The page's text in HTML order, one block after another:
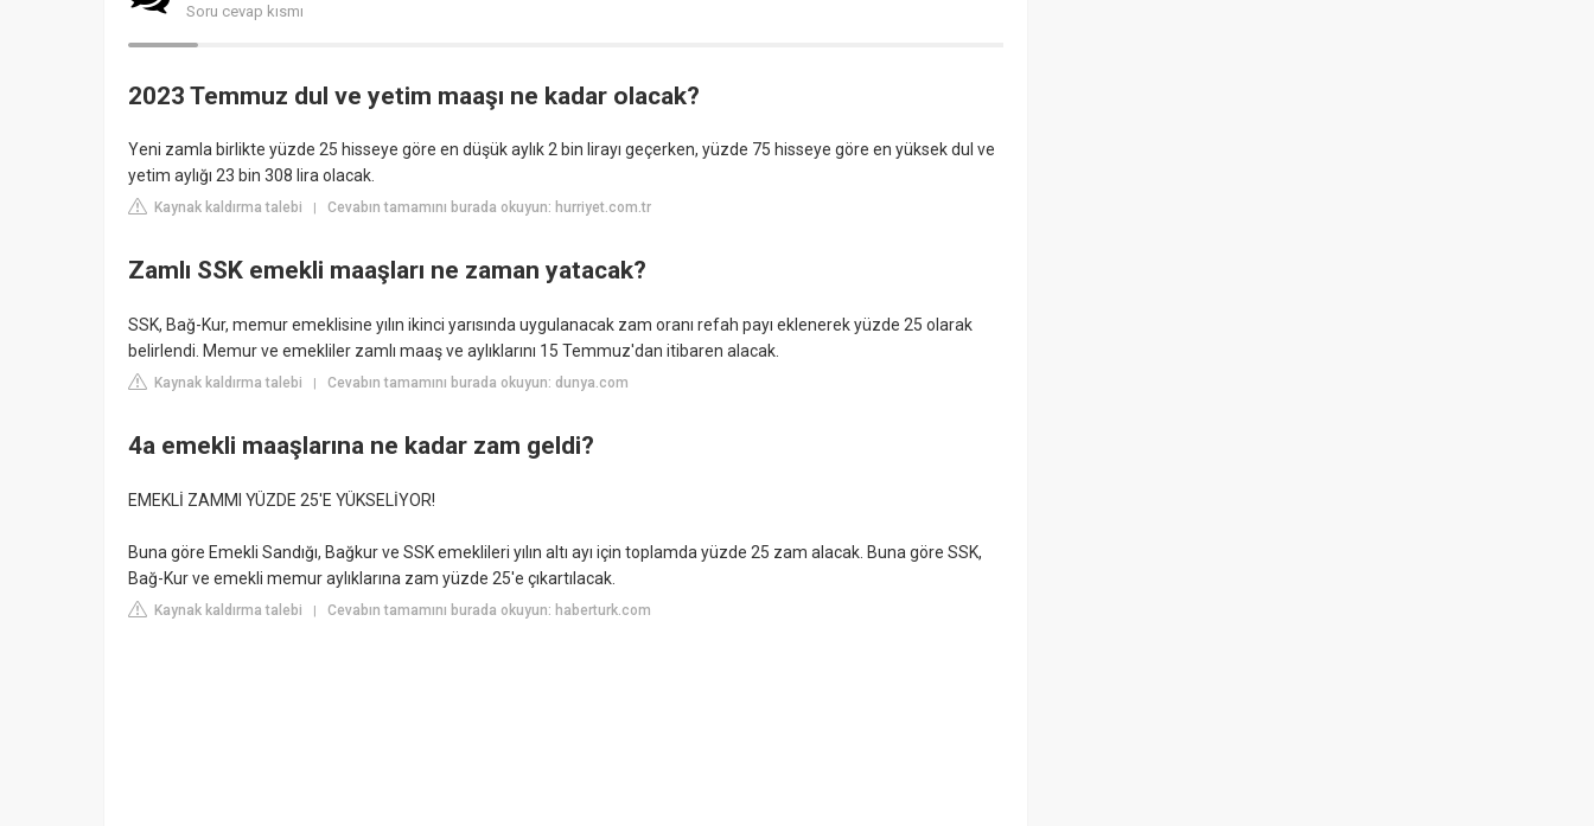
Soru cevap kısmı
2023 Temmuz dul ve yetim maaşı ne kadar olacak?
Yeni zamla birlikte yüzde 25 hisseye göre en düşük aylık 2 bin lirayı geçerken, yüzde 75 hisseye göre en yüksek dul ve
yetim aylığı 23 bin 308 lira olacak.
Kaynak kaldırma talebi | Cevabın tamamını burada okuyun: hurriyet.com.tr
Zamlı SSK emekli maaşları ne zaman yatacak?
SSK, Bağ-Kur, memur emeklisine yılın ikinci yarısında uygulanacak zam oranı refah payı eklenerek yüzde 25 olarak
belirlendi. Memur ve emekliler zamlı maaş ve aylıklarını 15 Temmuz'dan itibaren alacak.
Kaynak kaldırma talebi | Cevabın tamamını burada okuyun: dunya.com
4a emekli maaşlarına ne kadar zam geldi?
EMEKLİ ZAMMI YÜZDE 25'E YÜKSELİYOR!
Buna göre Emekli Sandığı, Bağkur ve SSK emeklileri yılın altı ayı için toplamda yüzde 25 zam alacak. Buna göre SSK,
Bağ-Kur ve emekli memur aylıklarına zam yüzde 25'e çıkartılacak.
Kaynak kaldırma talebi | Cevabın tamamını burada okuyun: haberturk.com